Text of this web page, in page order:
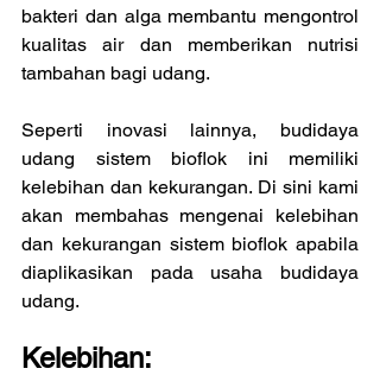
bakteri dan alga membantu mengontrol
kualitas air dan memberikan nutrisi
tambahan bagi udang.
Seperti inovasi lainnya, budidaya
udang sistem bioflok ini memiliki
kelebihan dan kekurangan. Di sini kami
akan membahas mengenai kelebihan
dan kekurangan sistem bioflok apabila
diaplikasikan pada usaha budidaya
udang.
Kelebihan: